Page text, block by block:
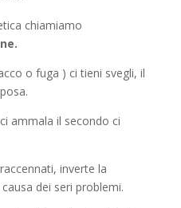
chiamiamo
o fuga ) ci tieni svegli, il
ammala il secondo ci
inverte la
dei seri problemi.